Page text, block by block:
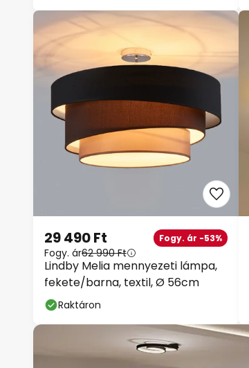
Lindby Melia mennyezeti lámpa,
fekete/barna, textil, Ø 56cm
29 490 Ft Fogy. ár -53%
Fogy. ár62 990 Ft
Raktáron